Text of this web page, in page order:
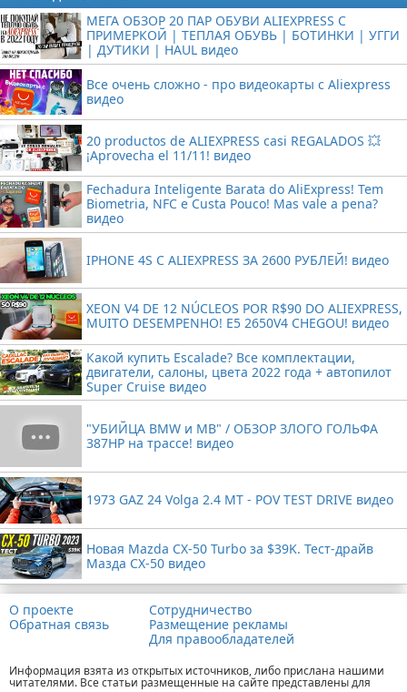
МЕГА ОБЗОР 20 ПАР ОБУВИ ALIEXPRESS С
ПРИМЕРКОЙ | ТЕПЛАЯ ОБУВЬ | БОТИНКИ | УГГИ
| ДУТИКИ | HAUL видео
Все очень сложно - про видеокарты с Aliexpress
видео
20 productos de ALIEXPRESS casi REGALADOS 💥
¡Aprovecha el 11/11! видео
Fechadura Inteligente Barata do AliExpress! Tem
Biometria, NFC e Custa Pouco! Mas vale a pena?
видео
IPHONE 4S С ALIEXPRESS ЗА 2600 РУБЛЕЙ! видео
XEON V4 DE 12 NÚCLEOS POR R$90 DO ALIEXPRESS,
MUITO DESEMPENHO! E5 2650V4 CHEGOU! видео
Какой купить Escalade? Все комплектации,
двигатели, салоны, цвета 2022 года + автопилот
Super Cruise видео
"УБИЙЦА BMW и MB" / ОБЗОР ЗЛОГО ГОЛЬФА
387HP на трассе! видео
1973 GAZ 24 Volga 2.4 MT - POV TEST DRIVE видео
Новая Mazda CX-50 Turbo за $39K. Тест-драйв
Мазда CX-50 видео
О проекте
Обратная связь
Сотрудничество
Размещение рекламы
Для правообладателей
Информация взята из открытых источников, либо прислана нашими
читателями. Все статьи размещенные на сайте представлены для